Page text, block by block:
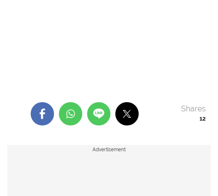
12
Shares
Advertisement